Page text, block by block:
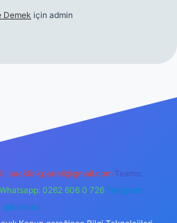
Demek için admin
backlinkpaneli@gmail.com Teams:
Whatsapp: 0262 606 0 726 Telegram:
@karabul